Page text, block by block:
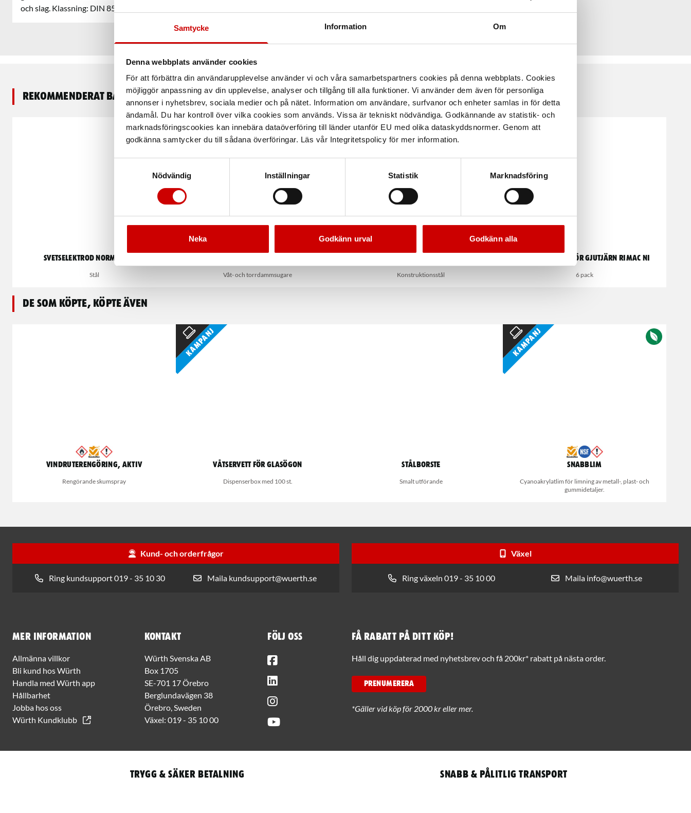
Samtycke Information Om
Denna webbplats använder cookies
För att förbättra din användarupplevelse använder vi och våra samarbetspartners cookies på denna webbplats. Cookies
möjliggör anpassning av din upplevelse, analyser och tillgång till alla funktioner. Vi använder dem även för personliga
annonser i nyhetsbrev, sociala medier och på nätet. Information om användare, surfvanor och enheter samlas in för detta
ändamål. Du har kontroll över vilka cookies som används. Vissa är tekniskt nödvändiga. Godkännande av statistik- och
marknadsföringscookies kan innebära dataöverföring till länder utanför EU med olika dataskyddsnormer. Genom att
godkänna samtycker du till sådana överföringar. Läs vår Integritetspolicy för mer information.
Nödvändig
Inställningar Statistik Marknadsföring
Neka Godkänn urval Godkänn alla
och slag. Klassning: DIN 8555 E-2-UM-60.
Rekommenderat baserat på vald produkt
Svetselektrod Normal Grön
Stål Våt- och torrdammsugare Konstruktionsstål
Svetselektrod för gjutjärn Rimac Ni
6 pack
De som köpte, köpte även
Vindruterengöring, Aktiv
Rengörande skumspray
Kampanj
Våtservett för glasögon
Dispenserbox med 100 st.
Stålborste
Smalt utförande
Kampanj
Snabblim
Cyanoakrylatlim för limning av metall-, plast- och
gummidetaljer.
Kund- och orderfrågor
Ring kundsupport 019 - 35 10 30 Maila kundsupport@wuerth.se
Växel
Ring växeln 019 - 35 10 00 Maila info@wuerth.se
Mer information
Allmänna villkor
Bli kund hos Würth
Handla med Würth app
Hållbarhet
Jobba hos oss
Würth Kundklubb
Kontakt
Würth Svenska AB
Box 1705
SE-701 17 Örebro
Berglundavägen 38
Örebro, Sweden
Växel: 019 - 35 10 00
Följ oss Få rabatt på ditt köp!
Håll dig uppdaterad med nyhetsbrev och få 200kr* rabatt på nästa order.
PRENUMERERA
*Gäller vid köp för 2000 kr eller mer.
Trygg & säker betalning Snabb & pålitlig transport